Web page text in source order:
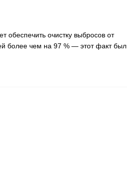
обеспечить очистку выбросов от
более чем на 97 % — этот факт был